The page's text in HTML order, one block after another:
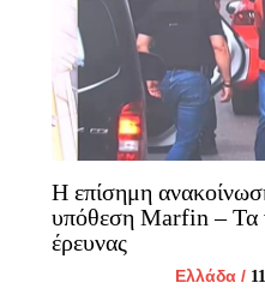
Η επίσημη
υπόθεση Marfin – Τα
έρευνας
Ελλάδα /